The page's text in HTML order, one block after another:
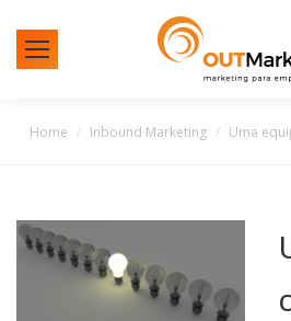
You are here:
Home Inbound Marketing Uma